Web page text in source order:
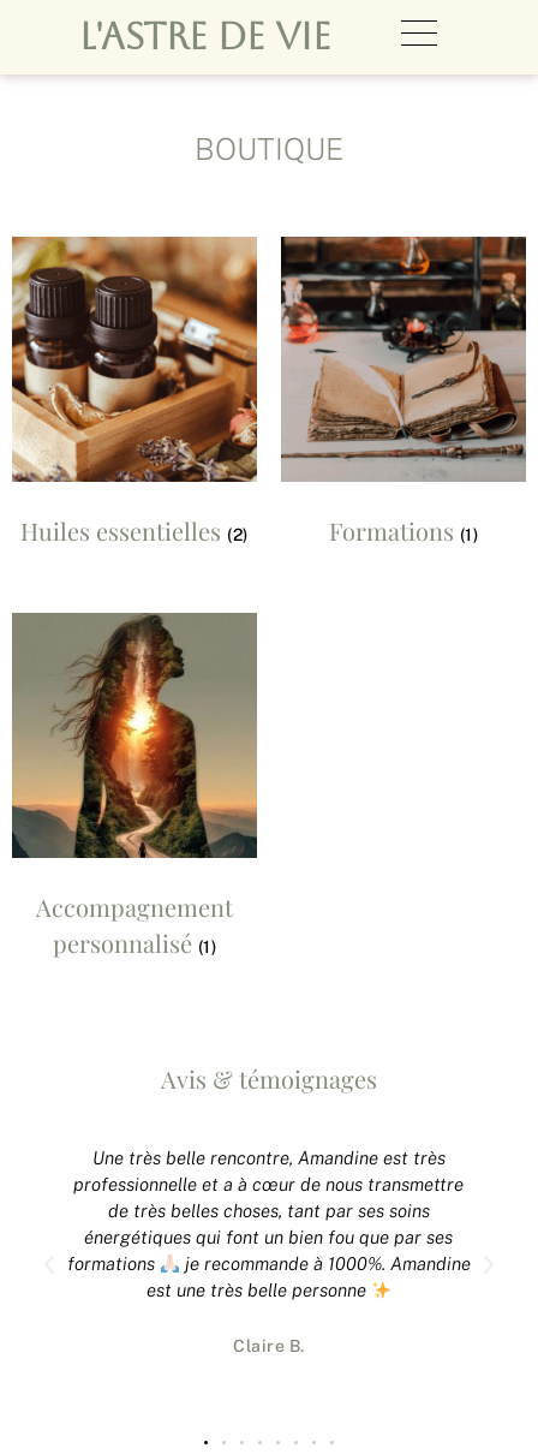
L'ASTRE DE VIE
BOUTIQUE
Huiles essentielles (2) Formations (1)
Accompagnement
personnalisé (1)
Avis & témoignages
Une très belle rencontre, Amandine est très
professionnelle et a à cœur de nous transmettre
de très belles choses, tant par ses soins
énergétiques qui font un bien fou que par ses
formations
je recommande à 1000%. Amandine
est une très belle personne
Claire B.